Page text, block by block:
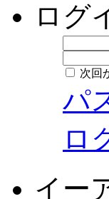
ログ
次回
パ
ロ
イー